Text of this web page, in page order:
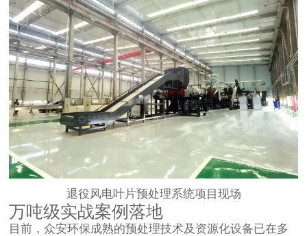
退役风电叶片预处理系统项目现场
万吨级实战案例落地
目前，众安环保成熟的预处理技术及资源化设备已在多